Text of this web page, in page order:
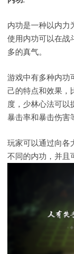
内功是一种以内力
使用内功可以在战
多的真气。
游戏中有多种内功
己的特点和效果，
度，少林心法可以
暴击率和暴击伤害
玩家可以通过向各
不同的内功，并且